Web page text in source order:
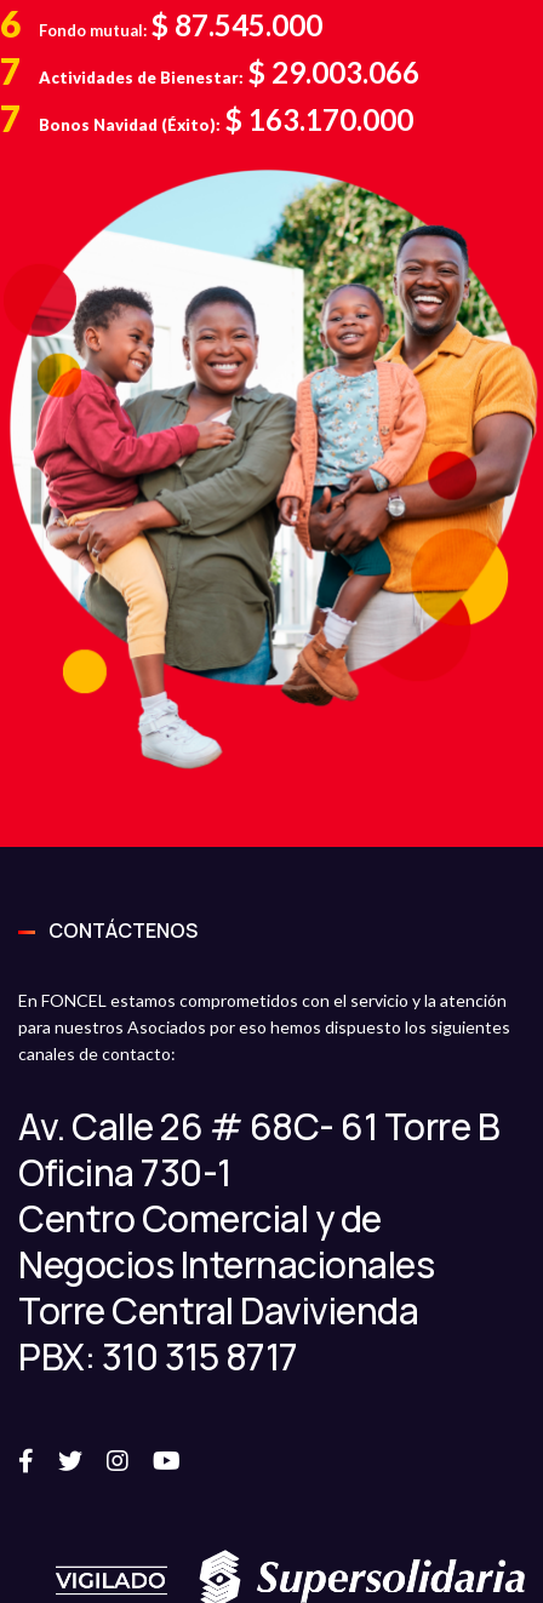
6 Fondo mutual: $ 87.545.000
7 Actividades de Bienestar: $ 29.003.066
7 Bonos Navidad (Éxito): $ 163.170.000
CONTÁCTENOS
En FONCEL estamos comprometidos con el servicio y la atención
para nuestros Asociados por eso hemos dispuesto los siguientes
canales de contacto:
Av. Calle 26 # 68C- 61 Torre B
Oficina 730-1
Centro Comercial y de
Negocios Internacionales
Torre Central Davivienda
PBX: 310 315 8717